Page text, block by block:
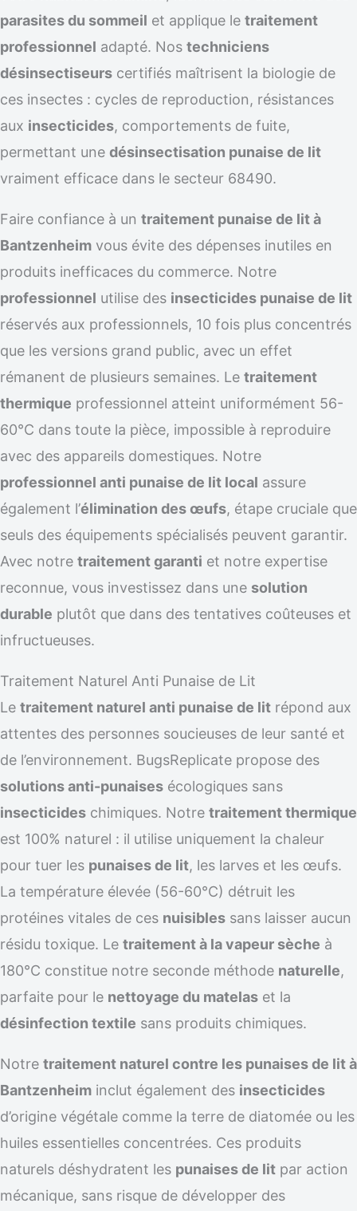
parasites du sommeil et applique le traitement
professionnel adapté. Nos techniciens
désinsectiseurs certifiés maîtrisent la biologie de
ces insectes : cycles de reproduction, résistances
aux insecticides, comportements de fuite,
permettant une désinsectisation punaise de lit
vraiment efficace dans le secteur 68490.
Faire confiance à un traitement punaise de lit à
Bantzenheim vous évite des dépenses inutiles en
produits inefficaces du commerce. Notre
professionnel utilise des insecticides punaise de lit
réservés aux professionnels, 10 fois plus concentrés
que les versions grand public, avec un effet
rémanent de plusieurs semaines. Le traitement
thermique professionnel atteint uniformément 56-
60°C dans toute la pièce, impossible à reproduire
avec des appareils domestiques. Notre
professionnel anti punaise de lit local assure
également l’élimination des œufs, étape cruciale que
seuls des équipements spécialisés peuvent garantir.
Avec notre traitement garanti et notre expertise
reconnue, vous investissez dans une solution
durable plutôt que dans des tentatives coûteuses et
infructueuses.
Traitement Naturel Anti Punaise de Lit
Le traitement naturel anti punaise de lit répond aux
attentes des personnes soucieuses de leur santé et
de l’environnement. BugsReplicate propose des
solutions anti-punaises écologiques sans
insecticides chimiques. Notre traitement thermique
est 100% naturel : il utilise uniquement la chaleur
pour tuer les punaises de lit, les larves et les œufs.
La température élevée (56-60°C) détruit les
protéines vitales de ces nuisibles sans laisser aucun
résidu toxique. Le traitement à la vapeur sèche à
180°C constitue notre seconde méthode naturelle,
parfaite pour le nettoyage du matelas et la
désinfection textile sans produits chimiques.
Notre traitement naturel contre les punaises de lit à
Bantzenheim inclut également des insecticides
d’origine végétale comme la terre de diatomée ou les
huiles essentielles concentrées. Ces produits
naturels déshydratent les punaises de lit par action
mécanique, sans risque de développer des